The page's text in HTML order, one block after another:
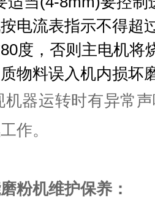
电流表指示不得超
度，否则主电机将
物料误入机内损坏
运转时有异常声
作。
粉机维护保养：